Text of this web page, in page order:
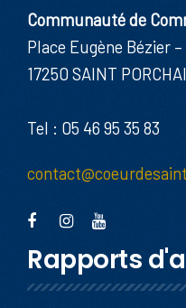
Communauté de
Place Eugène Bézier –
17250 SAINT
Tel : 05 46 95 35 83
Rapports